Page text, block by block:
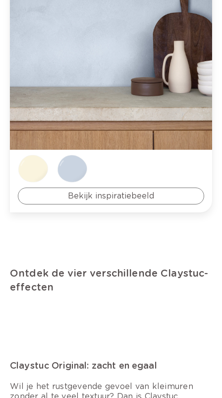
Bekijk inspiratiebeeld
Ontdek de vier verschillende Claystuc-
effecten
Claystuc Original: zacht en egaal
Wil je het rustgevende gevoel van kleimuren
zonder al te veel textuur? Dan is Claystuc